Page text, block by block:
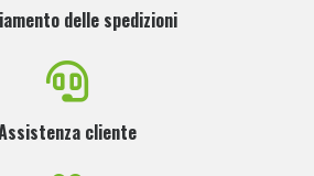
delle spedizioni
cliente